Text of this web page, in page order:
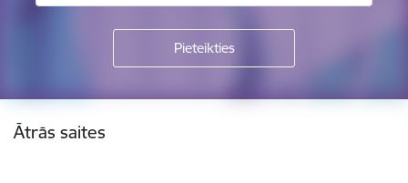
Kājene
Ātrās saites